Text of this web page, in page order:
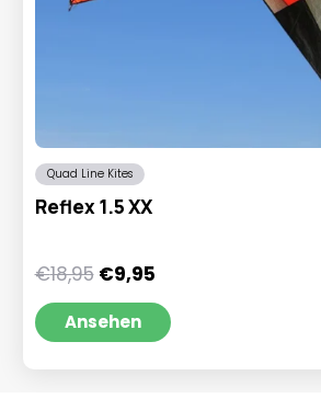
Quad Line Kites
Reflex 1.5 XX
€18,95 Ursprünglicher
Preis
war:
€18,95
€9,95Aktueller
Preis
ist:
€9,95.
Ansehen